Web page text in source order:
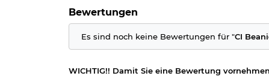
Bewertungen
Es sind noch keine Bewertungen für "CI
WICHTIG!! Damit Sie eine Bewertung